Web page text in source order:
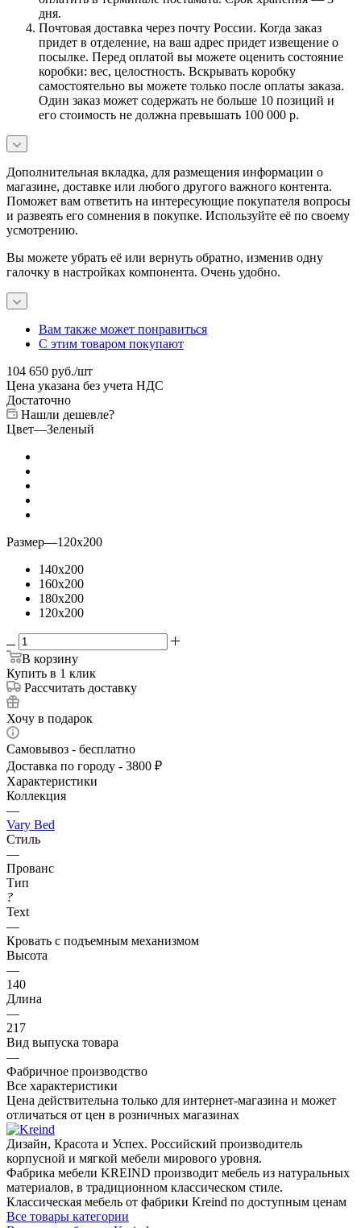
дня.
Почтовая доставка через почту России. Когда заказ
придет в отделение, на ваш адрес придет извещение о
посылке. Перед оплатой вы можете оценить состояние
коробки: вес, целостность. Вскрывать коробку
самостоятельно вы можете только после оплаты заказа.
Один заказ может содержать не больше 10 позиций и
его стоимость не должна превышать 100 000 р.
Дополнительная вкладка, для размещения информации о
магазине, доставке или любого другого важного контента.
Поможет вам ответить на интересующие покупателя вопросы
и развеять его сомнения в покупке. Используйте её по своему
усмотрению.
Вы можете убрать её или вернуть обратно, изменив одну
галочку в настройках компонента. Очень удобно.
Вам также может понравиться
С этим товаром покупают
104 650 руб./шт
Цена указана без учета НДС
Достаточно
Нашли дешевле?
Цвет—Зеленый
Размер—120x200
140x200
160x200
180x200
120x200
В корзину
Купить в 1 клик
Рассчитать доставку
Хочу в подарок
Самовывоз - бесплатно
Доставка по городу - 3800 ₽
Характеристики
Коллекция
—
Vary Bed
Стиль
—
Прованс
Тип
?
Text
—
Кровать с подъемным механизмом
Высота
—
140
Длина
—
217
Вид выпуска товара
—
Фабричное производство
Все характеристики
Цена действительна только для интернет-магазина и может
отличаться от цен в розничных магазинах
Дизайн, Красота и Успех. Российский производитель
корпусной и мягкой мебели мирового уровня.
Фабрика мебели KREIND производит мебель из натуральных
материалов, в традиционном классическом стиле.
Классическая мебель от фабрики Kreind по доступным ценам
Все товары категории